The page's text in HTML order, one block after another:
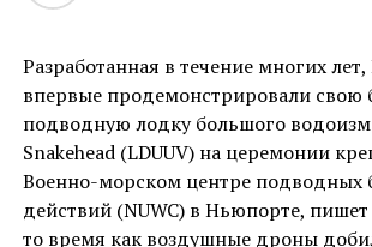
Разработанная в течение многих
впервые продемонстрировали свою
подводную лодку большого
Snakehead (LDUUV) на церемонии
Военно-морском центре подводных
действий (NUWC) в Ньюпорте, пишет
то время как воздушные дроны